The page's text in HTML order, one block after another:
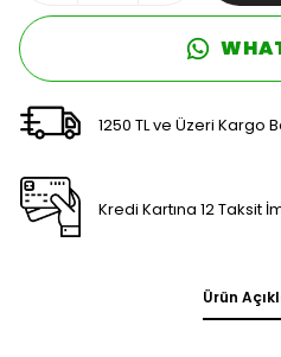
1250 TL ve Üzeri Kargo
Kredi Kartına 12 Taksit
Ürün